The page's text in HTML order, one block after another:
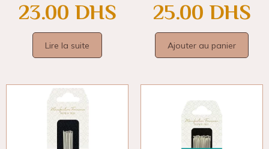
23.00 DHS
Lire la suite
25.00 DHS
Ajouter au panier